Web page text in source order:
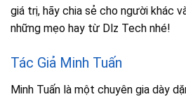
giá trị, hãy chia sẻ cho người khác
những mẹo hay từ Dlz Tech nhé!
Tác Giả Minh Tuấn
Minh Tuấn là một chuyên gia dày